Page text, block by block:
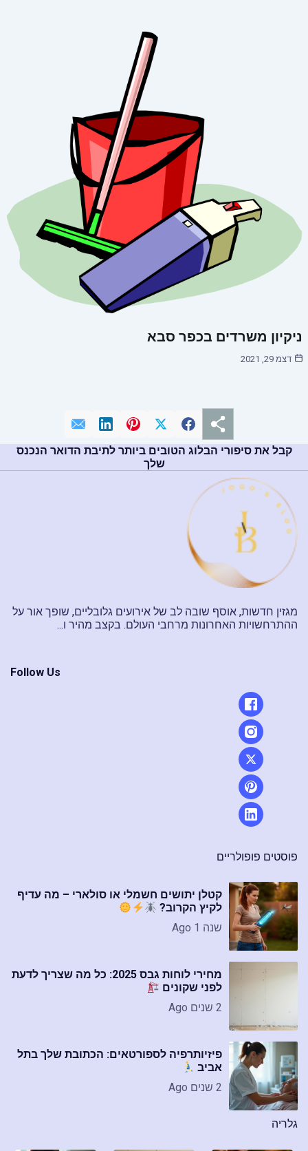
ניקיון משרדים בכפר סבא
דצמ 29, 2021
קבל את סיפורי הבלוג הטובים ביותר לתיבת הדואר הנכנס
שלך
מגזין חדשות, אוסף שובה לב של אירועים גלובליים, שופך אור על
ההתרחשויות האחרונות מרחבי העולם. בקצב מהיר ו...
Follow Us
פוסטים פופולריים
קטלן יתושים חשמלי או סולארי – מה עדיף
לקיץ הקרוב?
שנה 1 Ago
מחירי לוחות גבס 2025: כל מה שצריך לדעת
לפני שקונים
2 שנים Ago
פיזיותרפיה לספורטאים: הכתובת שלך בתל
אביב
2 שנים Ago
גלריה